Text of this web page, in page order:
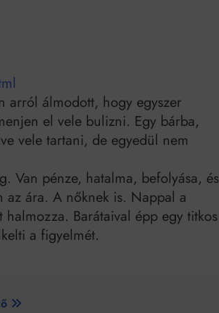
arról álmodott, hogy egyszer
el vele bulizni. Egy bárba,
vele tartani, de egyedül nem
Van pénze, hatalma, befolyása, és
az ára. A nőknek is. Nappal a
Barátaival épp egy titkos
a figyelmét.